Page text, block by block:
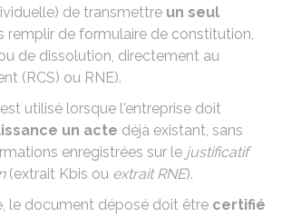
de transmettre un seul
remplir de formulaire de constitution,
de dissolution, directement au
(RCS) ou RNE).
utilisé lorsque l'entreprise doit
un acte déjà existant, sans
enregistrées sur le justificatif
(extrait Kbis ou extrait RNE).
le document déposé doit être certifié